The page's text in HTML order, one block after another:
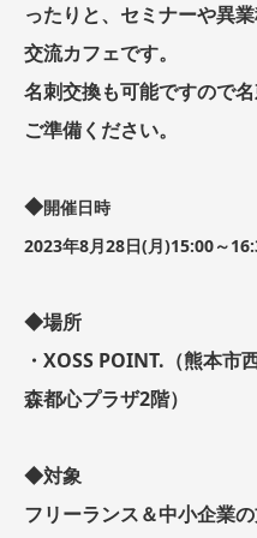
ったりと、セミナーや異
交流カフェです。​
名刺交換も可能ですので
ご準備ください。
◆開催日時
2023年8月28日(月)15:00～
◆場所
・XOSS POINT.（熊本
森都心プラザ2階）
◆対象
フリーランス＆中小企業